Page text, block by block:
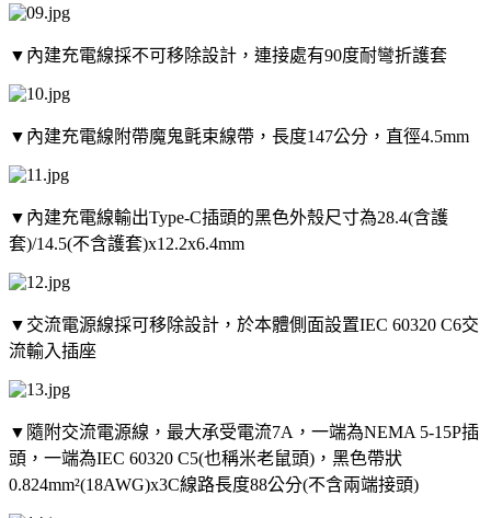
▼內建充電線採不可移除設計，連接處有90度耐彎折護套
▼內建充電線附帶魔鬼氈束線帶，長度147公分，直徑4.5mm
▼內建充電線輸出Type-C插頭的黑色外殼尺寸為28.4(含護
套)/14.5(不含護套)x12.2x6.4mm
▼交流電源線採可移除設計，於本體側面設置IEC 60320 C6交
流輸入插座
▼隨附交流電源線，最大承受電流7A，一端為NEMA 5-15P插
頭，一端為IEC 60320 C5(也稱米老鼠頭)，黑色帶狀
0.824mm²(18AWG)x3C線路長度88公分(不含兩端接頭)